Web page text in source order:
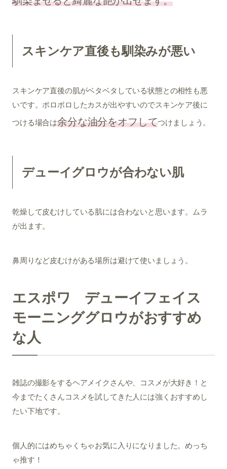
スキンケア直後も馴染みが悪い
スキンケア直後の肌がベタベタしている状態との相性も悪
いです。ポロポロしたカスが出やすいのでスキンケア後に
つける場合は余分な油分をオフしてつけましょう。
デューイグロウが合わない肌
乾燥して皮むけしている肌には合わないと思います。ムラ
が出ます。
鼻周りなど皮むけがある場所は避けて使いましょう。
エスポワ デューイフェイス
モーニンググロウがおすすめ
な人
雑誌の撮影をするヘアメイクさんや、コスメが大好き！と
今までたくさんコスメを試してきた人には強くおすすめし
たい下地です。
個人的にはめちゃくちゃお気に入りになりました。めっち
ゃ推す！